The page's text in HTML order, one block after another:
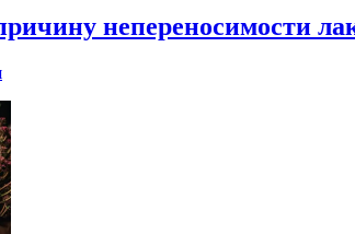
непереносимости